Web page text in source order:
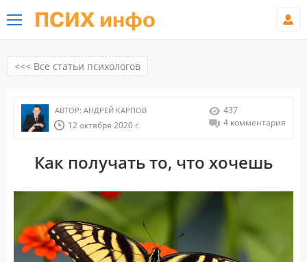
ПСИХ инфо
<<< Все статьи психологов
АВТОР: АНДРЕЙ КАРПОВ
12 октября 2020 г.
437
4 комментария
Как получать то, что хочешь